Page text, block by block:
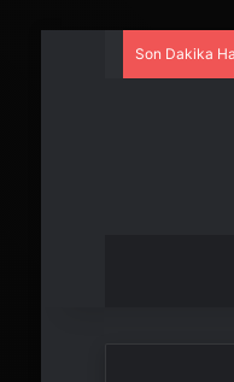
Son Dakika